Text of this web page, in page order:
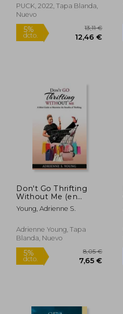
PUCK, 2022, Tapa Blanda,
Nuevo
Don't Go Thrifting
Without Me (en
Inglés)
Young, Adrienne S.
Adrienne Young, Tapa
Blanda, Nuevo